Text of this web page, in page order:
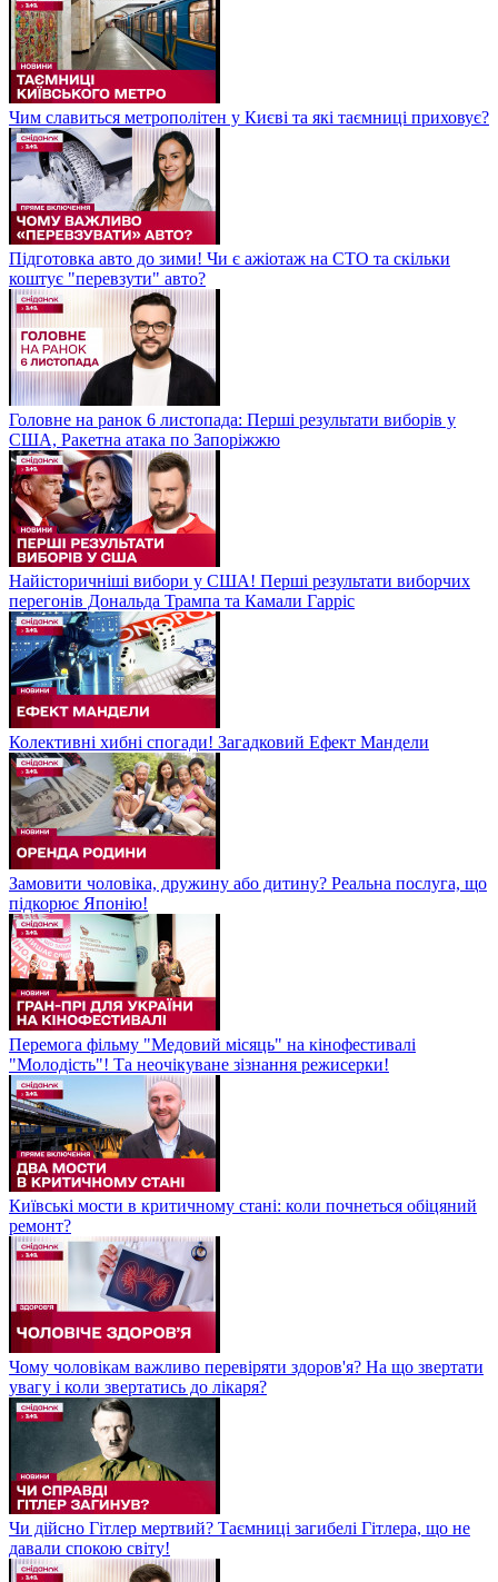
Чим славиться метрополітен у Києві та які таємниці приховує?
Підготовка авто до зими! Чи є ажіотаж на СТО та скільки
коштує "перевзути" авто?
Головне на ранок 6 листопада: Перші результати виборів у
США, Ракетна атака по Запоріжжю
Найісторичніші вибори у США! Перші результати виборчих
перегонів Дональда Трампа та Камали Гарріс
Колективні хибні спогади! Загадковий Ефект Мандели
Замовити чоловіка, дружину або дитину? Реальна послуга, що
підкорює Японію!
Перемога фільму "Медовий місяць" на кінофестивалі
"Молодість"! Та неочікуване зізнання режисерки!
Київські мости в критичному стані: коли почнеться обіцяний
ремонт?
Чому чоловікам важливо перевіряти здоров'я? На що звертати
увагу і коли звертатись до лікаря?
Чи дійсно Гітлер мертвий? Таємниці загибелі Гітлера, що не
давали спокою світу!